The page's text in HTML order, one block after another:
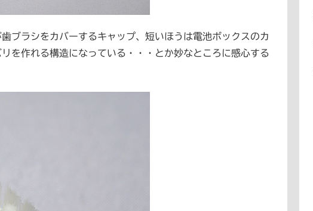
ブラシをカバーするキャップ、短いほうは電池ボックスのカ
を作れる構造になっている・・・とか妙なところに感心する